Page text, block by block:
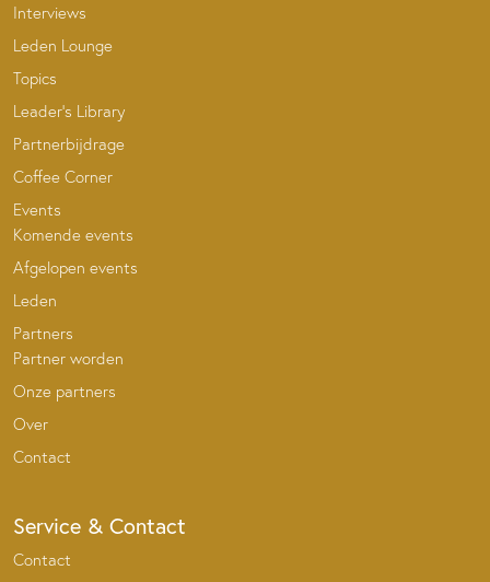
Interviews
Leden Lounge
Topics
Leader’s Library
Partnerbijdrage
Coffee Corner
Events
Komende events
Afgelopen events
Leden
Partners
Partner worden
Onze partners
Over
Contact
Service & Contact
Contact